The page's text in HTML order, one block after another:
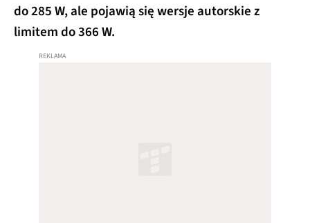
do 285 W, ale pojawią się wersje autorskie z
limitem do 366 W.